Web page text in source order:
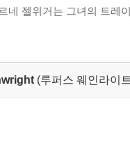
네 젤위거는 그녀의 트레
(루퍼스 웨인라이